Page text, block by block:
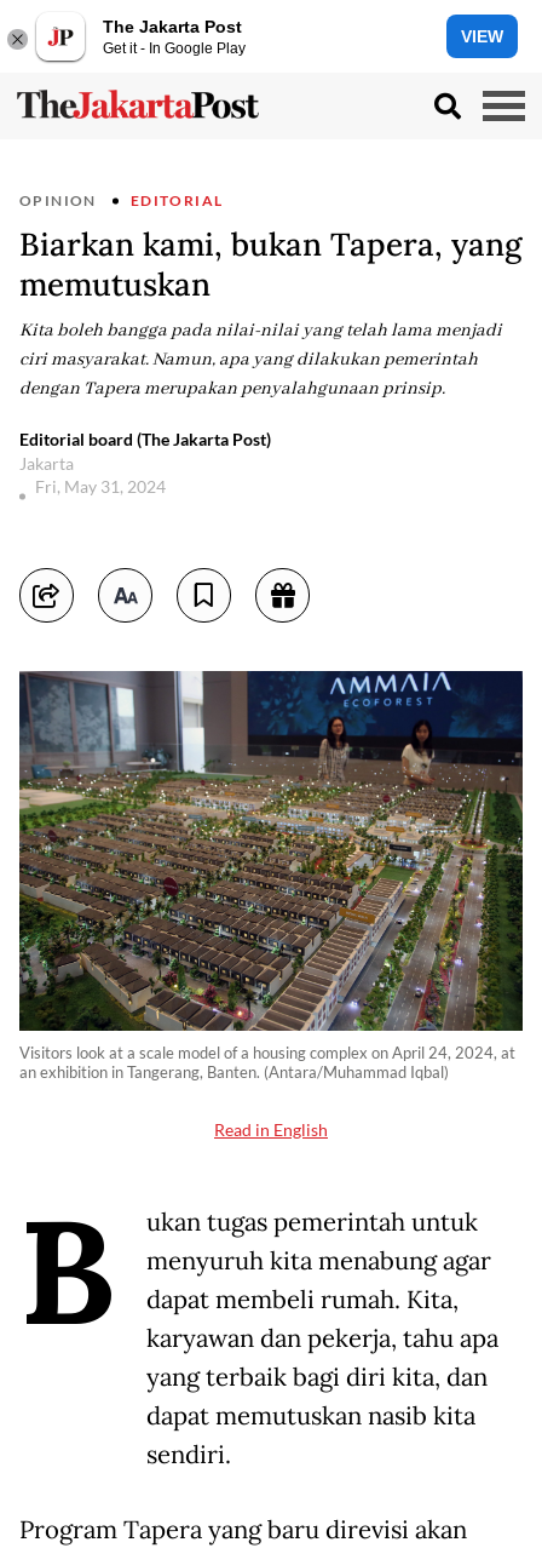
The Jakarta Post
Get it - In Google Play
VIEW
OPINION EDITORIAL
Biarkan kami, bukan Tapera, yang
memutuskan
Kita boleh bangga pada nilai-nilai yang telah lama menjadi
ciri masyarakat. Namun, apa yang dilakukan pemerintah
dengan Tapera merupakan penyalahgunaan prinsip.
Editorial board (The Jakarta Post)
Jakarta
Fri, May 31, 2024
Visitors look at a scale model of a housing complex on April 24, 2024, at
an exhibition in Tangerang, Banten. (Antara/Muhammad Iqbal)
Read in English
B
ukan tugas pemerintah untuk
menyuruh kita menabung agar
dapat membeli rumah. Kita,
karyawan dan pekerja, tahu apa
yang terbaik bagi diri kita, dan
dapat memutuskan nasib kita
sendiri.
Program Tapera yang baru direvisi akan